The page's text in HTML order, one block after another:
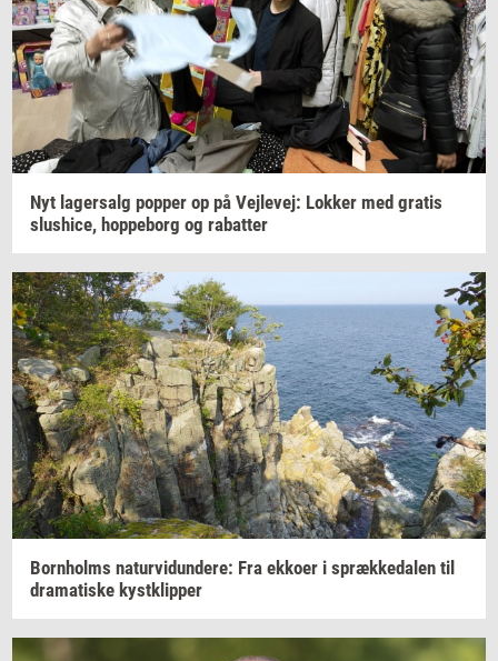
Nyt la­ger­salg pop­per op på Vej­le­vej: Lok­ker med gra­tis
slus­hi­ce, hop­pe­borg og ra­bat­ter
Born­holms na­tur­vi­dun­de­re: Fra ek­ko­er i spræk­ke­da­len til
dra­ma­ti­ske kyst­klip­per